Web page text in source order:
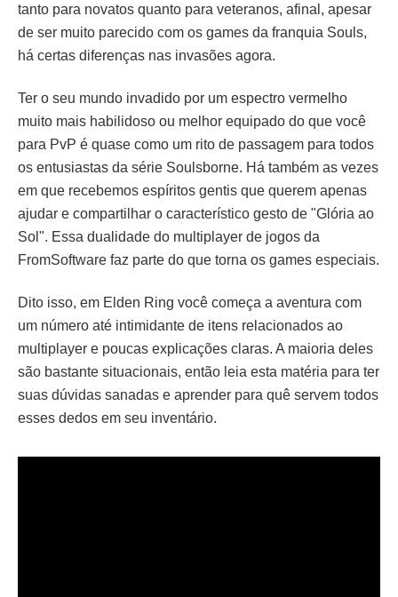
tanto para novatos quanto para veteranos, afinal, apesar
de ser muito parecido com os games da franquia Souls,
há certas diferenças nas invasões agora.
Ter o seu mundo invadido por um espectro vermelho
muito mais habilidoso ou melhor equipado do que você
para PvP é quase como um rito de passagem para todos
os entusiastas da série Soulsborne. Há também as vezes
em que recebemos espíritos gentis que querem apenas
ajudar e compartilhar o característico gesto de "Glória ao
Sol". Essa dualidade do multiplayer de jogos da
FromSoftware faz parte do que torna os games especiais.
Dito isso, em Elden Ring você começa a aventura com
um número até intimidante de itens relacionados ao
multiplayer e poucas explicações claras. A maioria deles
são bastante situacionais, então leia esta matéria para ter
suas dúvidas sanadas e aprender para quê servem todos
esses dedos em seu inventário.